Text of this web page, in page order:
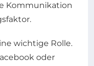
Kommunikation
wichtige Rolle.
oder